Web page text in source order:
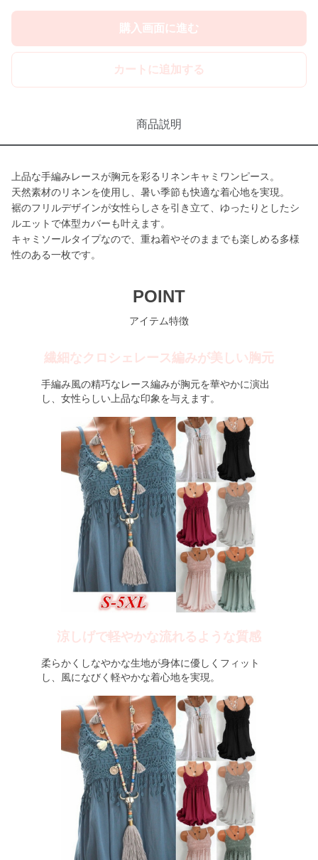
購入画面に進む
カートに追加する
商品説明
上品な手編みレースが胸元を彩るリネンキャミワンピース。
天然素材のリネンを使用し、暑い季節も快適な着心地を実現。
裾のフリルデザインが女性らしさを引き立て、ゆったりとしたシ
ルエットで体型カバーも叶えます。
キャミソールタイプなので、重ね着やそのままでも楽しめる多様
性のある一枚です。
POINT
アイテム特徴
繊細なクロシェレース編みが美しい胸元
手編み風の精巧なレース編みが胸元を華やかに演出
し、女性らしい上品な印象を与えます。
涼しげで軽やかな流れるような質感
柔らかくしなやかな生地が身体に優しくフィット
し、風になびく軽やかな着心地を実現。